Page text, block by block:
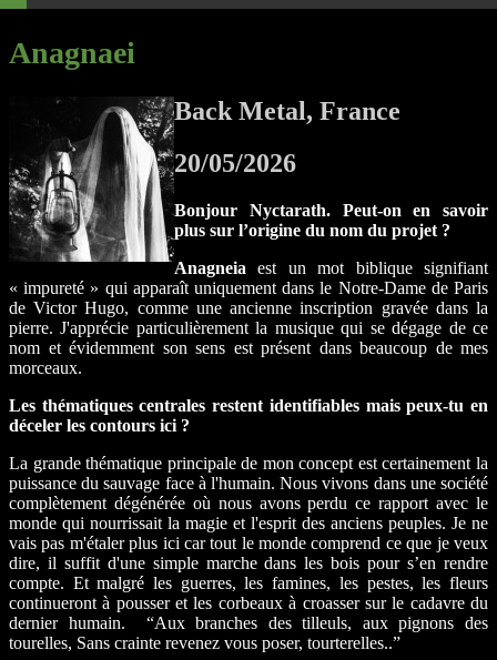
Anagnaei
Back Metal, France
20/05/2026
Bonjour Nyctarath. Peut-on en savoir
plus sur l’origine du nom du projet ?
Anagneiaest un mot biblique signifiant
« impureté » qui apparaît uniquement dans le Notre-Dame de Paris
de Victor Hugo, comme une ancienne inscription gravée dans la
pierre. J'apprécie particulièrement la musique qui se dégage de ce
nom et évidemment son sens est présent dans beaucoup de mes
morceaux.
Les thématiques centrales restent identifiables mais peux-tu en
déceler les contours ici ?
La grande thématique principale de mon concept est certainement la
puissance du sauvage face à l'humain. Nous vivons dans une société
complètement dégénérée où nous avons perdu ce rapport avec le
monde qui nourrissait la magie et l'esprit des anciens peuples. Je ne
vais pas m'étaler plus ici car tout le monde comprend ce que je veux
dire, il suffit d'une simple marche dans les bois pour s’en rendre
compte. Et malgré les guerres, les famines, les pestes, les fleurs
continueront à pousser et les corbeaux à croasser sur le cadavre du
dernier humain. “Aux branches des tilleuls, aux pignons des
tourelles, Sans crainte revenez vous poser, tourterelles..”